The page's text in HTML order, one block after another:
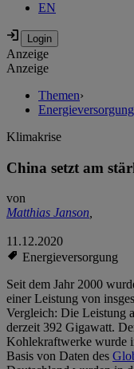
EN
Anzeige
Anzeige
Themen›
Energieversorgung
Klimakrise
China setzt am
von
Matthias Janson,
11.12.2020
Energieversorgung
Seit dem Jahr 2000
einer Leistung von
Vergleich: Die Leistung
derzeit 392 Gigawatt.
Kohlekraftwerke wurde
Basis von Daten des